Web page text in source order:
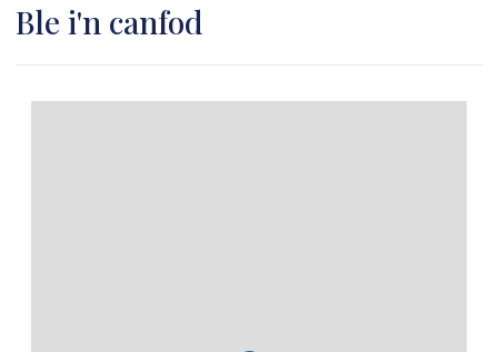
Ble i'n canfod